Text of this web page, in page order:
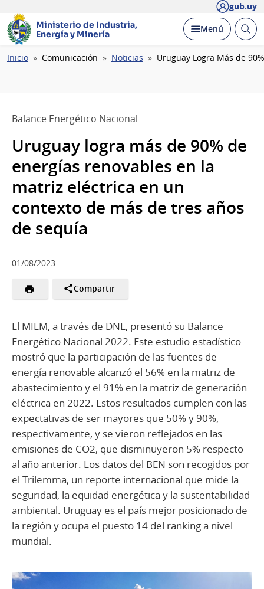
gub.uy
Ministerio de Industria,
Energía y Minería
Desplegar
Menú Abrir
Ruta
Inicio Comunicación Noticias Uruguay Logra Más de
Balance Energético Nacional
Uruguay logra más de 90% de
energías renovables en la
matriz eléctrica en un
contexto de más de tres años
de sequía
01/08/2023
Compartir
El MIEM, a través de DNE, presentó su Balance
Energético Nacional 2022. Este estudio estadístico
mostró que la participación de las fuentes de
energía renovable alcanzó el 56% en la matriz de
abastecimiento y el 91% en la matriz de generación
eléctrica en 2022. Estos resultados cumplen con las
expectativas de ser mayores que 50% y 90%,
respectivamente, y se vieron reflejados en las
emisiones de CO2, que disminuyeron 5% respecto
al año anterior. Los datos del BEN son recogidos por
el Trilemma, un reporte internacional que mide la
seguridad, la equidad energética y la sustentabilidad
ambiental. Uruguay es el país mejor posicionado de
la región y ocupa el puesto 14 del ranking a nivel
mundial.